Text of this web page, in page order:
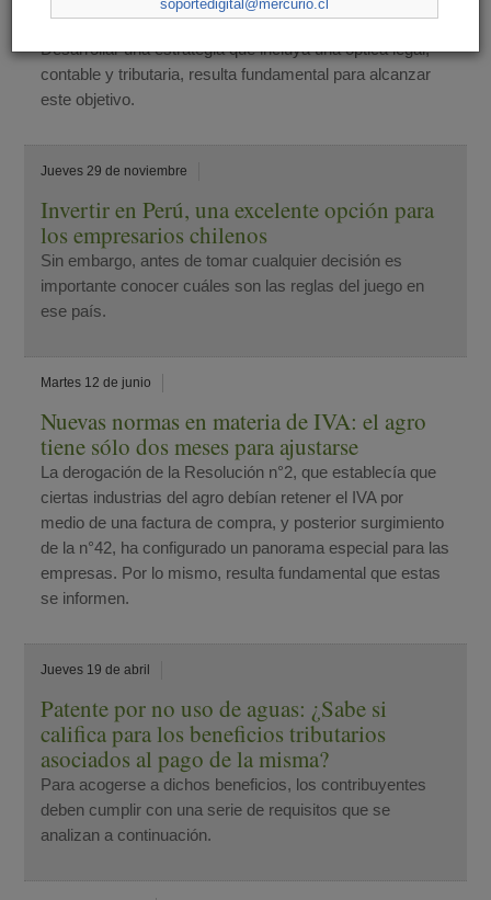
comercial
Desarrollar una estrategia que incluya una óptica legal,
contable y tributaria, resulta fundamental para alcanzar
este objetivo.
Jueves 29 de noviembre
Invertir en Perú, una excelente opción para
los empresarios chilenos
Sin embargo, antes de tomar cualquier decisión es
importante conocer cuáles son las reglas del juego en
ese país.
Martes 12 de junio
Nuevas normas en materia de IVA: el agro
tiene sólo dos meses para ajustarse
La derogación de la Resolución n°2, que establecía que
ciertas industrias del agro debían retener el IVA por
medio de una factura de compra, y posterior surgimiento
de la n°42, ha configurado un panorama especial para las
empresas. Por lo mismo, resulta fundamental que estas
se informen.
Jueves 19 de abril
Patente por no uso de aguas: ¿Sabe si
califica para los beneficios tributarios
asociados al pago de la misma?
Para acogerse a dichos beneficios, los contribuyentes
deben cumplir con una serie de requisitos que se
analizan a continuación.
soportedigital@mercurio.cl